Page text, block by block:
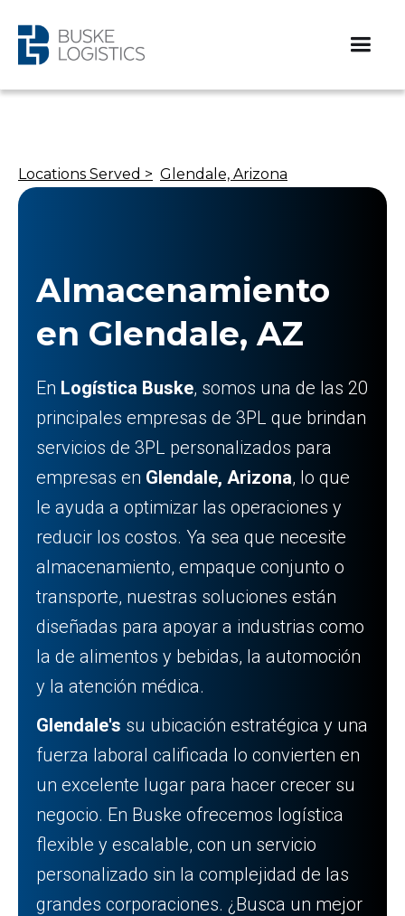
Locations Served > Glendale, Arizona
Almacenamiento
en Glendale, AZ
En Logística Buske, somos una de las 20
principales empresas de 3PL que brindan
servicios de 3PL personalizados para
empresas en Glendale, Arizona, lo que
le ayuda a optimizar las operaciones y
reducir los costos. Ya sea que necesite
almacenamiento, empaque conjunto o
transporte, nuestras soluciones están
diseñadas para apoyar a industrias como
la de alimentos y bebidas, la automoción
y la atención médica.
Glendale's su ubicación estratégica y una
fuerza laboral calificada lo convierten en
un excelente lugar para hacer crecer su
negocio. En Buske ofrecemos logística
flexible y escalable, con un servicio
personalizado sin la complejidad de las
grandes corporaciones. ¿Busca un mejor